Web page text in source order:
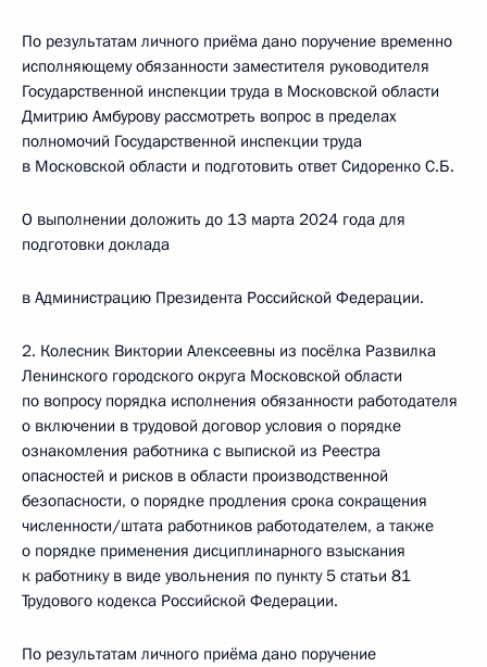
По результатам личного приёма дано поручение временно
исполняющему обязанности заместителя руководителя
Государственной инспекции труда в Московской области
Дмитрию Амбурову рассмотреть вопрос в пределах
полномочий Государственной инспекции труда
в Московской области и подготовить ответ Сидоренко С.Б.
О выполнении доложить до 13 марта 2024 года для
подготовки доклада
в Администрацию Президента Российской Федерации.
2. Колесник Виктории Алексеевны из посёлка Развилка
Ленинского городского округа Московской области
по вопросу порядка исполнения обязанности работодателя
о включении в трудовой договор условия о порядке
ознакомления работника с выпиской из Реестра
опасностей и рисков в области производственной
безопасности, о порядке продления срока сокращения
численности/штата работников работодателем, а также
о порядке применения дисциплинарного взыскания
к работнику в виде увольнения по пункту 5 статьи 81
Трудового кодекса Российской Федерации.
По результатам личного приёма дано поручение